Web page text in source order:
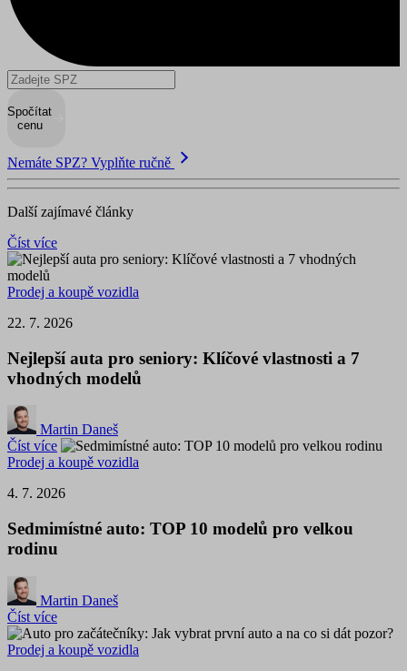
Spočítat
cenu
Nemáte SPZ? Vyplňte ručně
Další zajímavé články
Číst více
Prodej a koupě vozidla
22. 7. 2026
Nejlepší auta pro seniory: Klíčové vlastnosti a 7
vhodných modelů
Martin Daneš
Číst více
Prodej a koupě vozidla
4. 7. 2026
Sedmimístné auto: TOP 10 modelů pro velkou
rodinu
Martin Daneš
Číst více
Prodej a koupě vozidla